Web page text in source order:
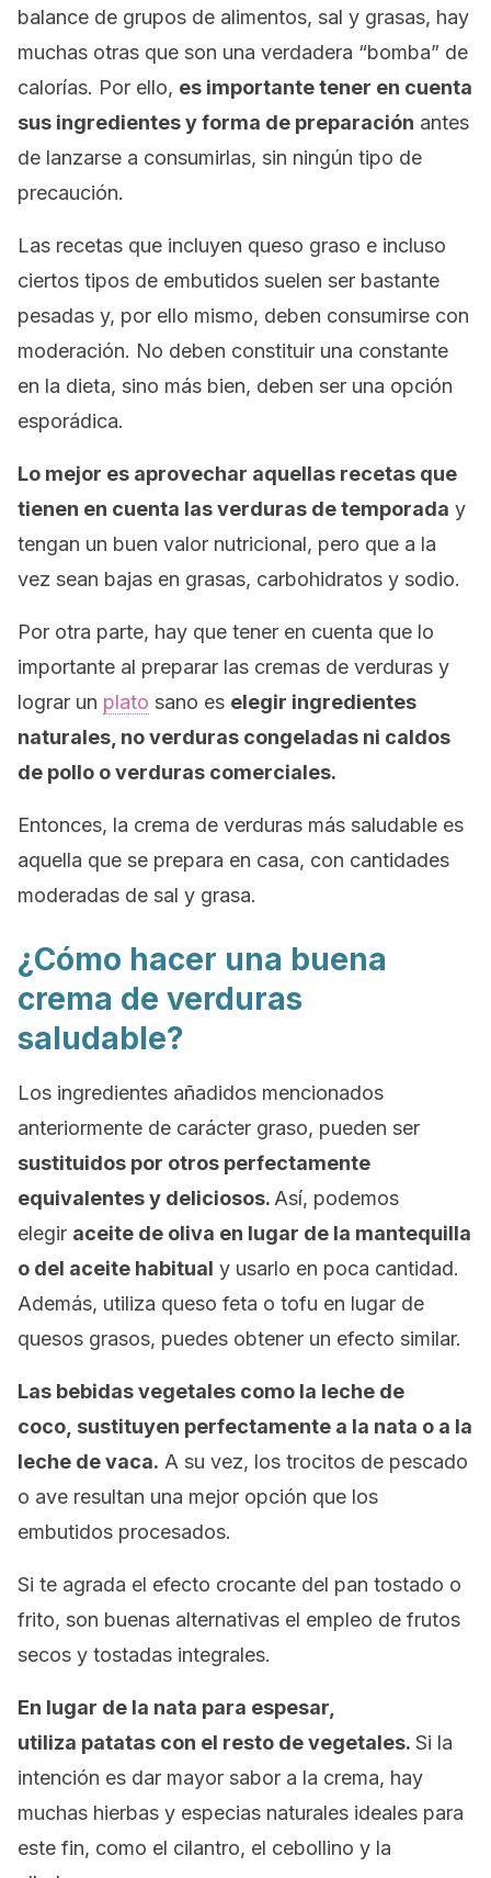
balance de grupos de alimentos, sal y grasas, hay
muchas otras que son una verdadera “bomba” de
calorías. Por ello, es importante tener en cuenta
sus ingredientes y forma de preparación antes
de lanzarse a consumirlas, sin ningún tipo de
precaución.
Las recetas que incluyen queso graso e incluso
ciertos tipos de embutidos suelen ser bastante
pesadas y, por ello mismo, deben consumirse con
moderación. No deben constituir una constante
en la dieta, sino más bien, deben ser una opción
esporádica.
Lo mejor es aprovechar aquellas recetas que
tienen en cuenta las verduras de temporada y
tengan un buen valor nutricional, pero que a la
vez sean bajas en grasas, carbohidratos y sodio.
Por otra parte, hay que tener en cuenta que lo
importante al preparar las cremas de verduras y
lograr un plato sano es elegir ingredientes
naturales, no verduras congeladas ni caldos
de pollo o verduras comerciales.
Entonces, la crema de verduras más saludable es
aquella que se prepara en casa, con cantidades
moderadas de sal y grasa.
¿Cómo hacer una buena
crema de verduras
saludable?
Los ingredientes añadidos mencionados
anteriormente de carácter graso, pueden ser
sustituidos por otros perfectamente
equivalentes y deliciosos. Así, podemos
elegir aceite de oliva en lugar de la mantequilla
o del aceite habitual y usarlo en poca cantidad.
Además, utiliza queso feta o tofu en lugar de
quesos grasos, puedes obtener un efecto similar.
Las bebidas vegetales como la leche de
coco, sustituyen perfectamente a la nata o a la
leche de vaca. A su vez, los trocitos de pescado
o ave resultan una mejor opción que los
embutidos procesados.
Si te agrada el efecto crocante del pan tostado o
frito, son buenas alternativas el empleo de frutos
secos y tostadas integrales.
En lugar de la nata para espesar,
utiliza patatas con el resto de vegetales. Si la
intención es dar mayor sabor a la crema, hay
muchas hierbas y especias naturales ideales para
este fin, como el cilantro, el cebollino y la